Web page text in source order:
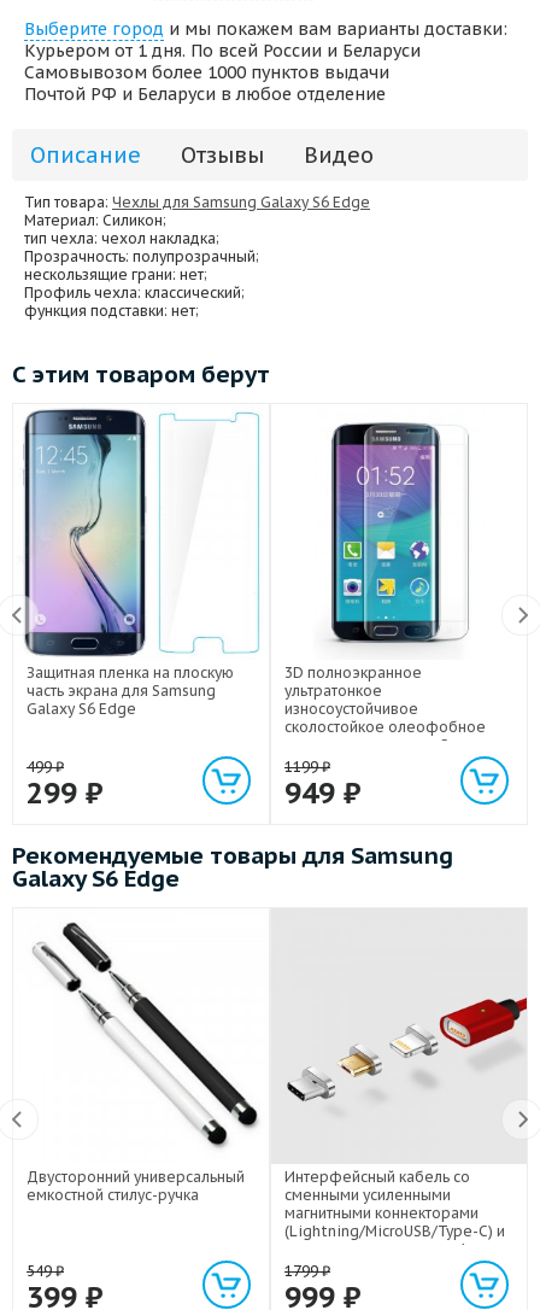
Выберите город и мы покажем вам варианты доставки:
Курьером от 1 дня. По всей России и Беларуси
Самовывозом более 1000 пунктов выдачи
Почтой РФ и Беларуси в любое отделение
Описание Отзывы Видео
Тип товара: Чехлы для Samsung Galaxy S6 Edge
Материал: Силикон;
тип чехла: чехол накладка;
Прозрачность: полупрозрачный;
нескользящие грани: нет;
Профиль чехла: классический;
функция подставки: нет;
С этим товаром берут
Защитная пленка на плоскую
часть экрана для Samsung
Galaxy S6 Edge
499₽
299 ₽
3D полноэкранное
ультратонкое
износоустойчивое
сколостойкое олеофобное
защитное стекло для Samsung
Galaxy S6 Edge
1199₽
949 ₽
Рекомендуемые товары для Samsung
Galaxy S6 Edge
Двусторонний универсальный
емкостной стилус-ручка
549₽
399 ₽
Интерфейсный кабель со
сменными усиленными
магнитными коннекторами
(Lightning/MicroUSB/Type-C) и
световым индикатором 1м
1799₽
999 ₽